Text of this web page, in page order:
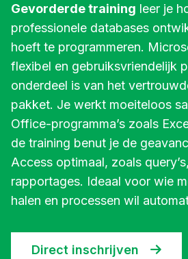
Gevorderde training leer je
professionele databases
hoeft te programmeren.
flexibel en gebruiksvriendelijk
onderdeel is van het
pakket. Je werkt moeiteloos
Office-programma’s zoals
de training benut je de
Access optimaal, zoals
rapportages. Ideaal voor wie
halen en processen wil
Direct inschrijven